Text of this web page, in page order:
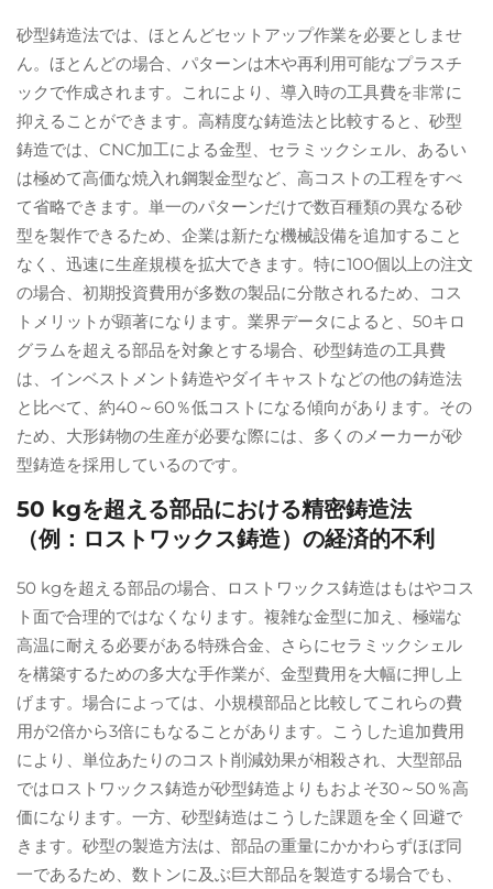
砂型鋳造法では、ほとんどセットアップ作業を必要としませ
ん。ほとんどの場合、パターンは木や再利用可能なプラスチ
ックで作成されます。これにより、導入時の工具費を非常に
抑えることができます。高精度な鋳造法と比較すると、砂型
鋳造では、CNC加工による金型、セラミックシェル、あるい
は極めて高価な焼入れ鋼製金型など、高コストの工程をすべ
て省略できます。単一のパターンだけで数百種類の異なる砂
型を製作できるため、企業は新たな機械設備を追加すること
なく、迅速に生産規模を拡大できます。特に100個以上の注文
の場合、初期投資費用が多数の製品に分散されるため、コス
トメリットが顕著になります。業界データによると、50キロ
グラムを超える部品を対象とする場合、砂型鋳造の工具費
は、インベストメント鋳造やダイキャストなどの他の鋳造法
と比べて、約40～60％低コストになる傾向があります。その
ため、大形鋳物の生産が必要な際には、多くのメーカーが砂
型鋳造を採用しているのです。
50 kgを超える部品における精密鋳造法
（例：ロストワックス鋳造）の経済的不利
50 kgを超える部品の場合、ロストワックス鋳造はもはやコス
ト面で合理的ではなくなります。複雑な金型に加え、極端な
高温に耐える必要がある特殊合金、さらにセラミックシェル
を構築するための多大な手作業が、金型費用を大幅に押し上
げます。場合によっては、小規模部品と比較してこれらの費
用が2倍から3倍にもなることがあります。こうした追加費用
により、単位あたりのコスト削減効果が相殺され、大型部品
ではロストワックス鋳造が砂型鋳造よりもおよそ30～50％高
価になります。一方、砂型鋳造はこうした課題を全く回避で
きます。砂型の製造方法は、部品の重量にかかわらずほぼ同
一であるため、数トンに及ぶ巨大部品を製造する場合でも、